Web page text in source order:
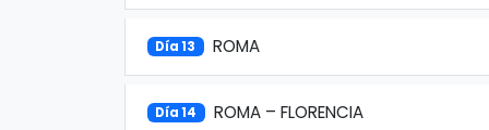
Día 13 ROMA
Día 14 ROMA – FLORENCIA